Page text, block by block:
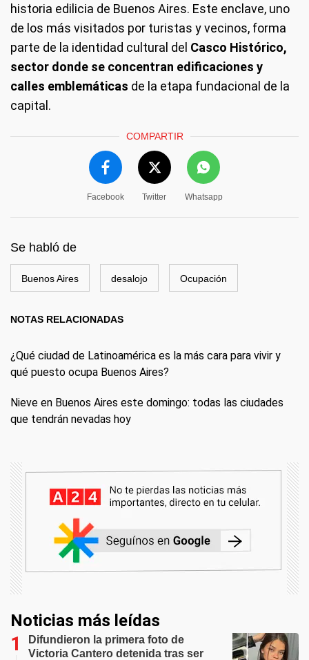
historia edilicia de Buenos Aires. Este enclave, uno
de los más visitados por turistas y vecinos, forma
parte de la identidad cultural del Casco Histórico,
sector donde se concentran edificaciones y
calles emblemáticas de la etapa fundacional de la
capital.
COMPARTIR
Facebook Twitter Whatsapp
Se habló de
Buenos Aires desalojo Ocupación
NOTAS RELACIONADAS
¿Qué ciudad de Latinoamérica es la más cara para vivir y
qué puesto ocupa Buenos Aires?
Nieve en Buenos Aires este domingo: todas las ciudades
que tendrán nevadas hoy
Noticias más leídas
Difundieron la primera foto de
Victoria Cantero detenida tras ser